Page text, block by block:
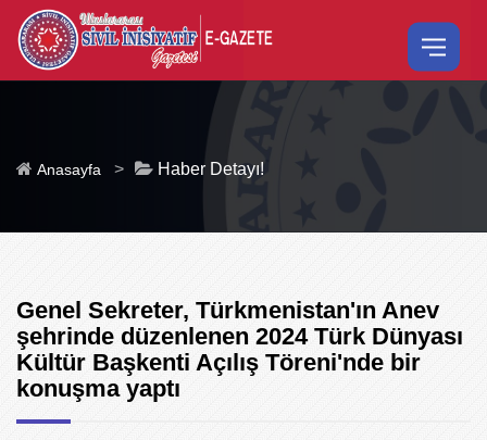
Anasayfa > Haber Detayı!
Genel Sekreter, Türkmenistan'ın Anev
şehrinde düzenlenen 2024 Türk Dünyası
Kültür Başkenti Açılış Töreni'nde bir
konuşma yaptı